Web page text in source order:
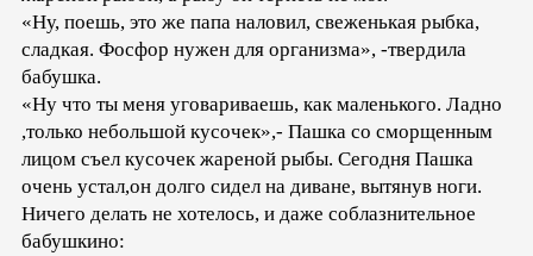
«Ну, поешь, это же папа наловил, свеженькая рыбка,
сладкая. Фосфор нужен для организма», -твердила
бабушка.
«Ну что ты меня уговариваешь, как маленького. Ладно
,только небольшой кусочек»,- Пашка со сморщенным
лицом съел кусочек жареной рыбы. Сегодня Пашка
очень устал,он долго сидел на диване, вытянув ноги.
Ничего делать не хотелось, и даже соблазнительное
бабушкино: